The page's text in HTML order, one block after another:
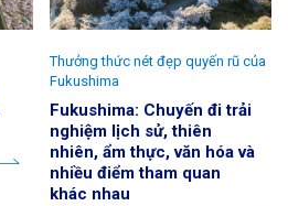
Fukushima: Chuyến đi trải
nghiệm lịch sử, thiên
nhiên, ẩm thực, văn hóa và
nhiều điểm tham quan
khác nhau
Thưởng thức nét đẹp quyến rũ của
Fukushima